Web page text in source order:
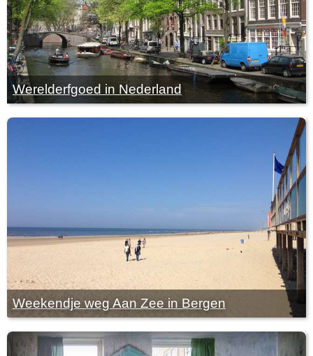
Werelderfgoed in Nederland
Weekendje weg Aan Zee in Bergen